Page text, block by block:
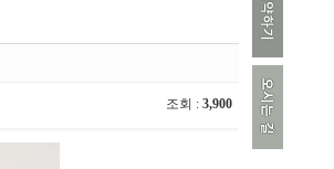
조회 : 3,900